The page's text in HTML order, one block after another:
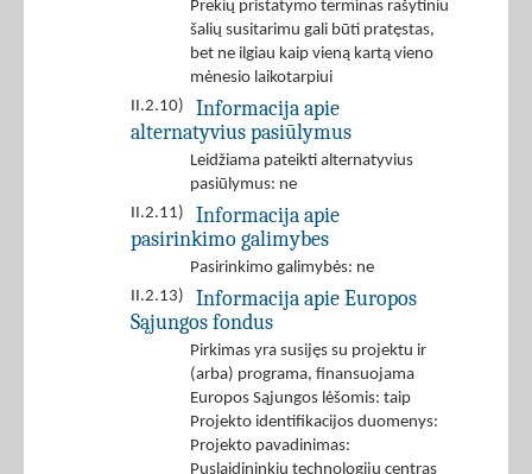
Prekių pristatymo terminas rašytiniu
šalių susitarimu gali būti pratęstas,
bet ne ilgiau kaip vieną kartą vieno
mėnesio laikotarpiui
II.2.10)
Informacija apie
alternatyvius pasiūlymus
Leidžiama pateikti alternatyvius
pasiūlymus: ne
II.2.11)
Informacija apie
pasirinkimo galimybes
Pasirinkimo galimybės: ne
II.2.13)
Informacija apie Europos
Sąjungos fondus
Pirkimas yra susijęs su projektu ir
(arba) programa, finansuojama
Europos Sąjungos lėšomis: taip
Projekto identifikacijos duomenys:
Projekto pavadinimas:
Puslaidininkių technologijų centras